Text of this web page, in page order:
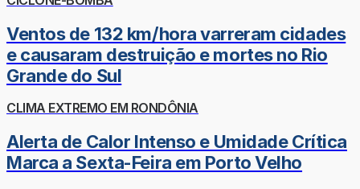
Ventos de 132 km/hora varreram cidades
e causaram destruição e mortes no Rio
Grande do Sul
CLIMA EXTREMO EM RONDÔNIA
Alerta de Calor Intenso e Umidade Crítica
Marca a Sexta-Feira em Porto Velho